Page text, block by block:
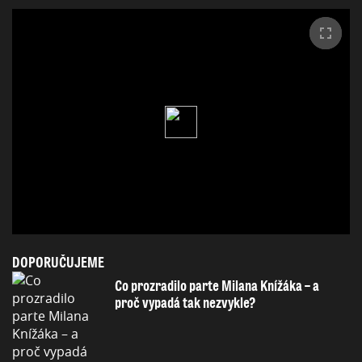
DOPORUČUJEME
Co prozradilo parte Milana Knížáka – a
proč vypadá tak nezvykle?